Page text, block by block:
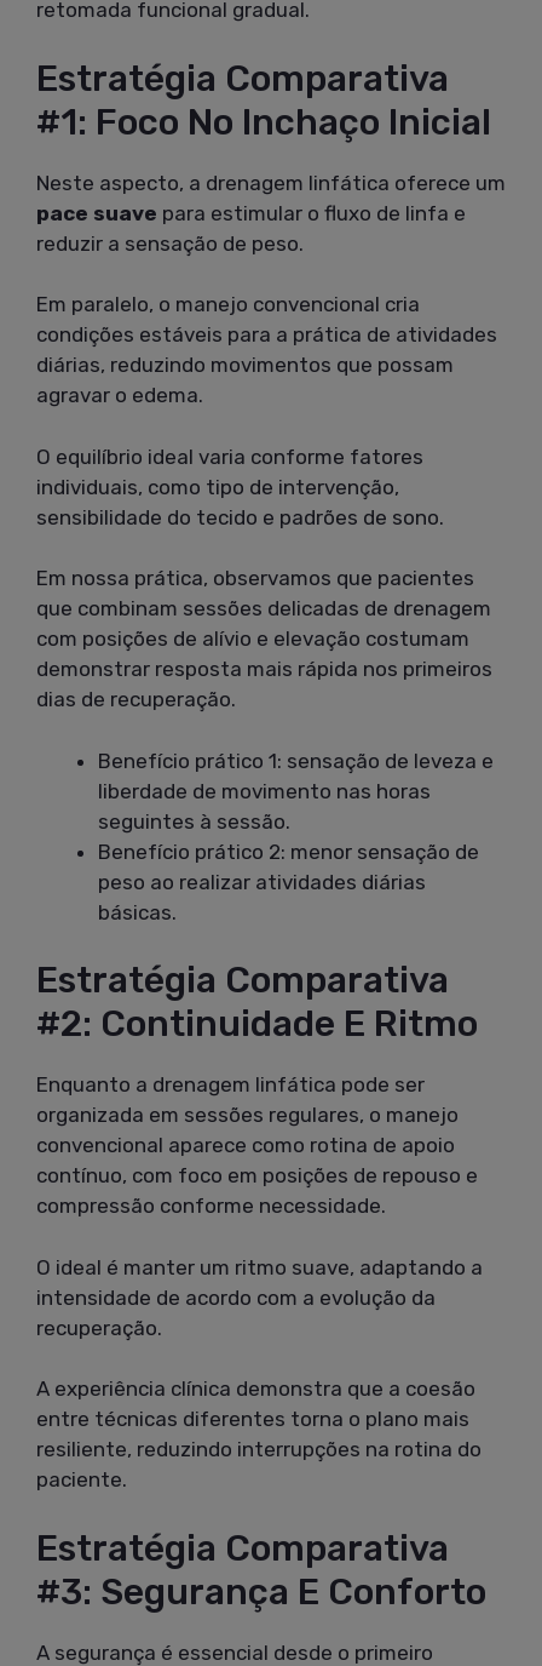
retomada funcional gradual.
Estratégia Comparativa
#1: Foco No Inchaço Inicial
Neste aspecto, a drenagem linfática oferece um
pace suave para estimular o fluxo de linfa e
reduzir a sensação de peso.
Em paralelo, o manejo convencional cria
condições estáveis para a prática de atividades
diárias, reduzindo movimentos que possam
agravar o edema.
O equilíbrio ideal varia conforme fatores
individuais, como tipo de intervenção,
sensibilidade do tecido e padrões de sono.
Em nossa prática, observamos que pacientes
que combinam sessões delicadas de drenagem
com posições de alívio e elevação costumam
demonstrar resposta mais rápida nos primeiros
dias de recuperação.
Benefício prático 1: sensação de leveza e
liberdade de movimento nas horas
seguintes à sessão.
Benefício prático 2: menor sensação de
peso ao realizar atividades diárias
básicas.
Estratégia Comparativa
#2: Continuidade E Ritmo
Enquanto a drenagem linfática pode ser
organizada em sessões regulares, o manejo
convencional aparece como rotina de apoio
contínuo, com foco em posições de repouso e
compressão conforme necessidade.
O ideal é manter um ritmo suave, adaptando a
intensidade de acordo com a evolução da
recuperação.
A experiência clínica demonstra que a coesão
entre técnicas diferentes torna o plano mais
resiliente, reduzindo interrupções na rotina do
paciente.
Estratégia Comparativa
#3: Segurança E Conforto
A segurança é essencial desde o primeiro